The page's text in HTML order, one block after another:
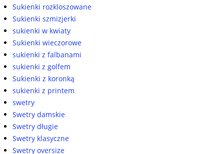
Sukienki rozkloszowane
Sukienki szmizjerki
sukienki w kwiaty
Sukienki wieczorowe
sukienki z falbanami
sukienki z golfem
Sukienki z koronką
sukienki z printem
swetry
Swetry damskie
Swetry długie
Swetry klasyczne
Swetry oversize